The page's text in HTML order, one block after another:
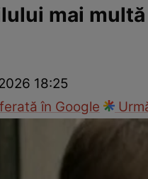
mai
18:25
în Google